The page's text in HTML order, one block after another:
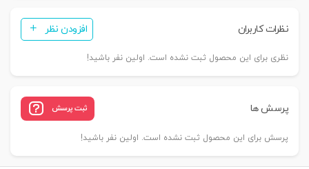
نظرات کاربران افزودن نظر
نظری برای این محصول ثبت نشده است. اولین نفر باشید!
پرسش ها ثبت پرسش
پرسش برای این محصول ثبت نشده است. اولین نفر باشید!